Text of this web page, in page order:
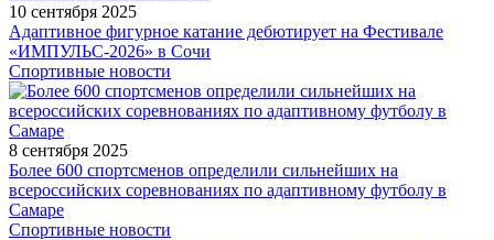
10 сентября 2025
Адаптивное фигурное катание дебютирует на Фестивале
«ИМПУЛЬС-2026» в Сочи
Спортивные новости
8 сентября 2025
Более 600 спортсменов определили сильнейших на
всероссийских соревнованиях по адаптивному футболу в
Самаре
Спортивные новости